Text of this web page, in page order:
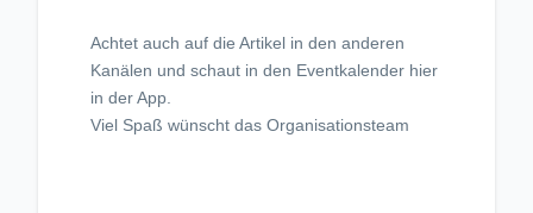
Achtet auch auf die Artikel in den anderen
Kanälen und schaut in den Eventkalender hier
in der App.
Viel Spaß wünscht das Organisationsteam